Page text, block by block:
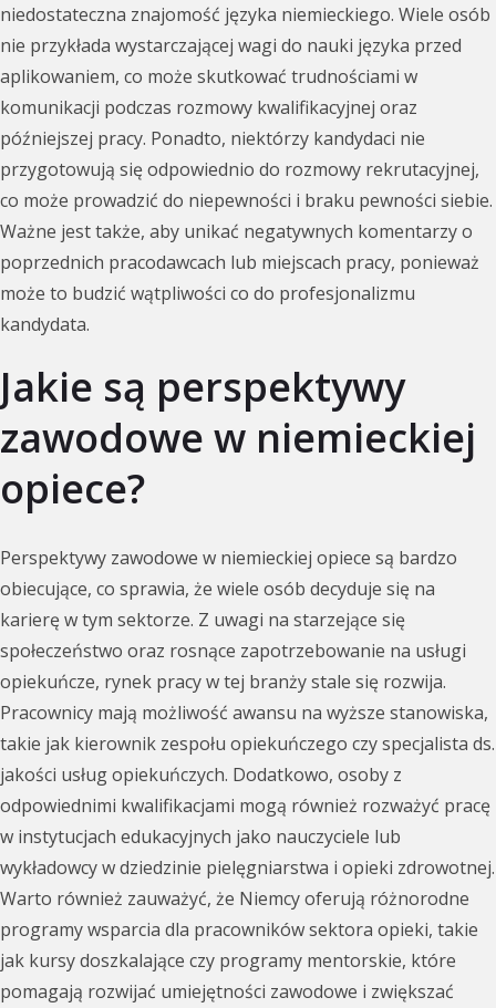
niedostateczna znajomość języka niemieckiego. Wiele osób
nie przykłada wystarczającej wagi do nauki języka przed
aplikowaniem, co może skutkować trudnościami w
komunikacji podczas rozmowy kwalifikacyjnej oraz
późniejszej pracy. Ponadto, niektórzy kandydaci nie
przygotowują się odpowiednio do rozmowy rekrutacyjnej,
co może prowadzić do niepewności i braku pewności siebie.
Ważne jest także, aby unikać negatywnych komentarzy o
poprzednich pracodawcach lub miejscach pracy, ponieważ
może to budzić wątpliwości co do profesjonalizmu
kandydata.
Jakie są perspektywy
zawodowe w niemieckiej
opiece?
Perspektywy zawodowe w niemieckiej opiece są bardzo
obiecujące, co sprawia, że wiele osób decyduje się na
karierę w tym sektorze. Z uwagi na starzejące się
społeczeństwo oraz rosnące zapotrzebowanie na usługi
opiekuńcze, rynek pracy w tej branży stale się rozwija.
Pracownicy mają możliwość awansu na wyższe stanowiska,
takie jak kierownik zespołu opiekuńczego czy specjalista ds.
jakości usług opiekuńczych. Dodatkowo, osoby z
odpowiednimi kwalifikacjami mogą również rozważyć pracę
w instytucjach edukacyjnych jako nauczyciele lub
wykładowcy w dziedzinie pielęgniarstwa i opieki zdrowotnej.
Warto również zauważyć, że Niemcy oferują różnorodne
programy wsparcia dla pracowników sektora opieki, takie
jak kursy doszkalające czy programy mentorskie, które
pomagają rozwijać umiejętności zawodowe i zwiększać